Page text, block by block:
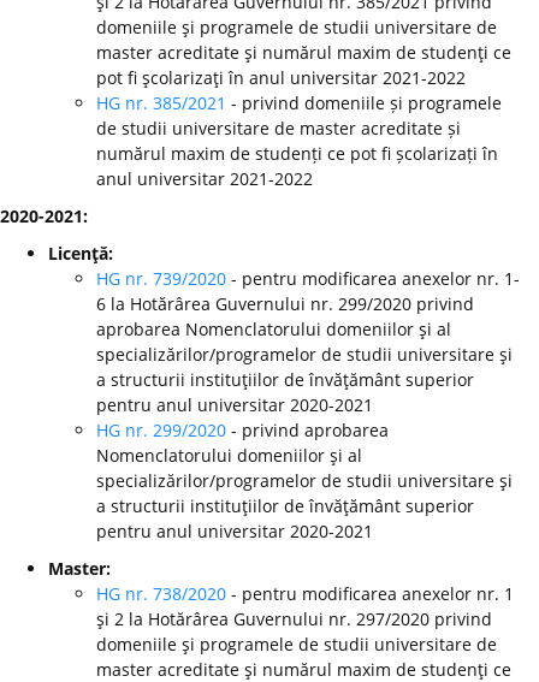
domeniile şi programele de studii universitare de
master acreditate şi numărul maxim de studenţi ce
pot fi şcolarizaţi în anul universitar 2021-2022
HG nr. 385/2021 - privind domeniile și programele
de studii universitare de master acreditate și
numărul maxim de studenți ce pot fi școlarizați în
anul universitar 2021-2022
2020-2021:
Licenţă:
HG nr. 739/2020 - pentru modificarea anexelor nr. 1-
6 la Hotărârea Guvernului nr. 299/2020 privind
aprobarea Nomenclatorului domeniilor şi al
specializărilor/programelor de studii universitare şi
a structurii instituţiilor de învăţământ superior
pentru anul universitar 2020-2021
HG nr. 299/2020 - privind aprobarea
Nomenclatorului domeniilor şi al
specializărilor/programelor de studii universitare şi
a structurii instituţiilor de învăţământ superior
pentru anul universitar 2020-2021
Master:
HG nr. 738/2020 - pentru modificarea anexelor nr. 1
şi 2 la Hotărârea Guvernului nr. 297/2020 privind
domeniile şi programele de studii universitare de
master acreditate şi numărul maxim de studenţi ce